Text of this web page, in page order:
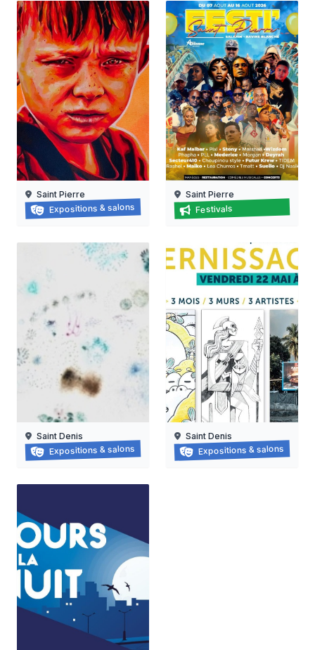
Face à Face
18/07/2026 au
Saint Pierre
Expositions & salons Festi' saint-pierre
07/08/2026 au
Saint Pierre
Festivals
Grapzëtwal
30/05/2026 au
Saint Denis
Expositions & salons Exposition : nanas vanille
16/06/2026 au
Saint Denis
Expositions & salons